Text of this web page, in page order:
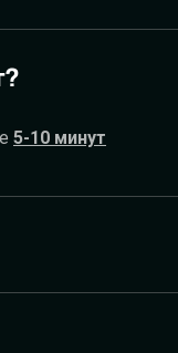
5-10 минут